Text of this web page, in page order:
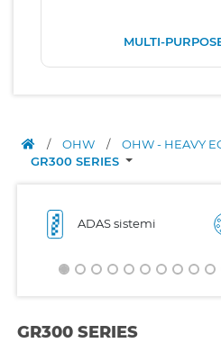
MULTI-
/ OHW / OHW - HEAVY
GR300 SERIES
ADAS sistemi
GR300 SERIES